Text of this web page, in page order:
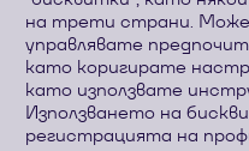
на трети страни.
управлявате
като коригирате
като използвате
Използването на
регистрацията на